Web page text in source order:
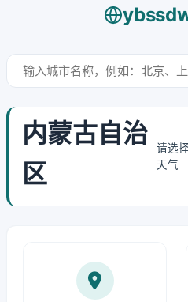
内蒙古自治
区
请选
天气